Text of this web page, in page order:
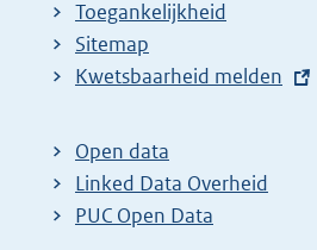
Toegankelijkheid
Sitemap
E
t
e
r
Kwetsbaarheid melden
Open data
Linked Data Overheid
PUC Open Data